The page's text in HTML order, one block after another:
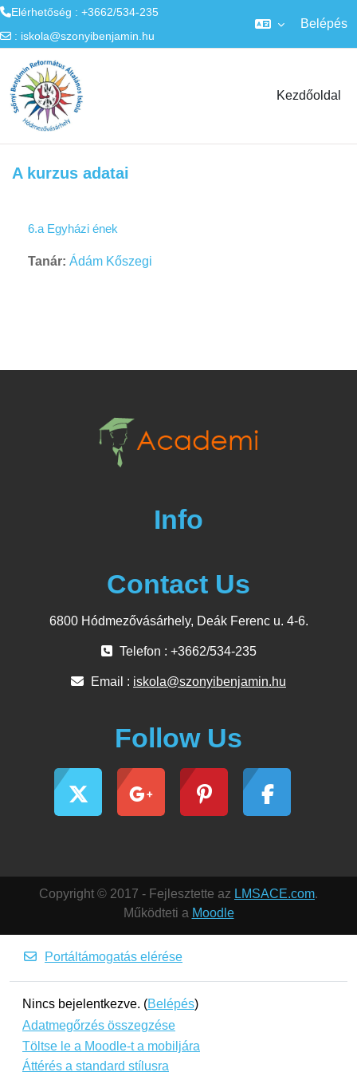
Elérhetőség : +3662/534-235
: iskola@szonyibenjamin.hu
Belépés
Kezdőoldal
A kurzus adatai
6.a Egyházi ének
Tanár: Ádám Kőszegi
Info
Contact Us
6800 Hódmezővásárhely, Deák Ferenc u. 4-6.
Telefon : +3662/534-235
Email : iskola@szonyibenjamin.hu
Follow Us
Copyright © 2017 - Fejlesztette az LMSACE.com.
Működteti a Moodle
Portáltámogatás elérése
Nincs bejelentkezve. (Belépés)
Adatmegőrzés összegzése
Töltse le a Moodle-t a mobiljára
Áttérés a standard stílusra